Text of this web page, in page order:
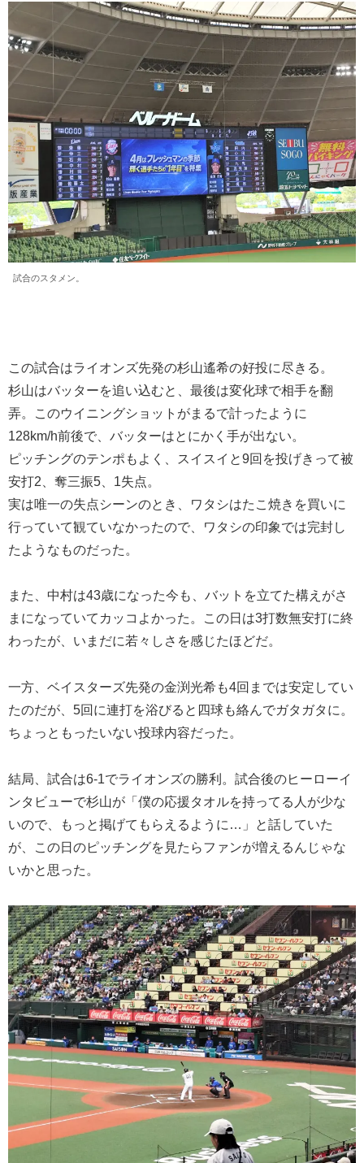
試合のスタメン。
この試合はライオンズ先発の杉山遙希の好投に尽きる。
杉山はバッターを追い込むと、最後は変化球で相手を翻
弄。このウイニングショットがまるで計ったように
128km/h前後で、バッターはとにかく手が出ない。
ピッチングのテンポもよく、スイスイと9回を投げきって被
安打2、奪三振5、1失点。
実は唯一の失点シーンのとき、ワタシはたこ焼きを買いに
行っていて観ていなかったので、ワタシの印象では完封し
たようなものだった。
また、中村は43歳になった今も、バットを立てた構えがさ
まになっていてカッコよかった。この日は3打数無安打に終
わったが、いまだに若々しさを感じたほどだ。
一方、ベイスターズ先発の金渕光希も4回までは安定してい
たのだが、5回に連打を浴びると四球も絡んでガタガタに。
ちょっともったいない投球内容だった。
結局、試合は6-1でライオンズの勝利。試合後のヒーローイ
ンタビューで杉山が「僕の応援タオルを持ってる人が少な
いので、もっと掲げてもらえるように…」と話していた
が、この日のピッチングを見たらファンが増えるんじゃな
いかと思った。